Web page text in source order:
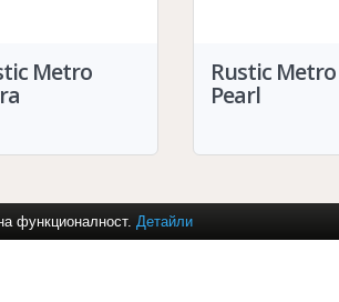
Metro Rustic Metro
Pearl
функционалност. Детайли